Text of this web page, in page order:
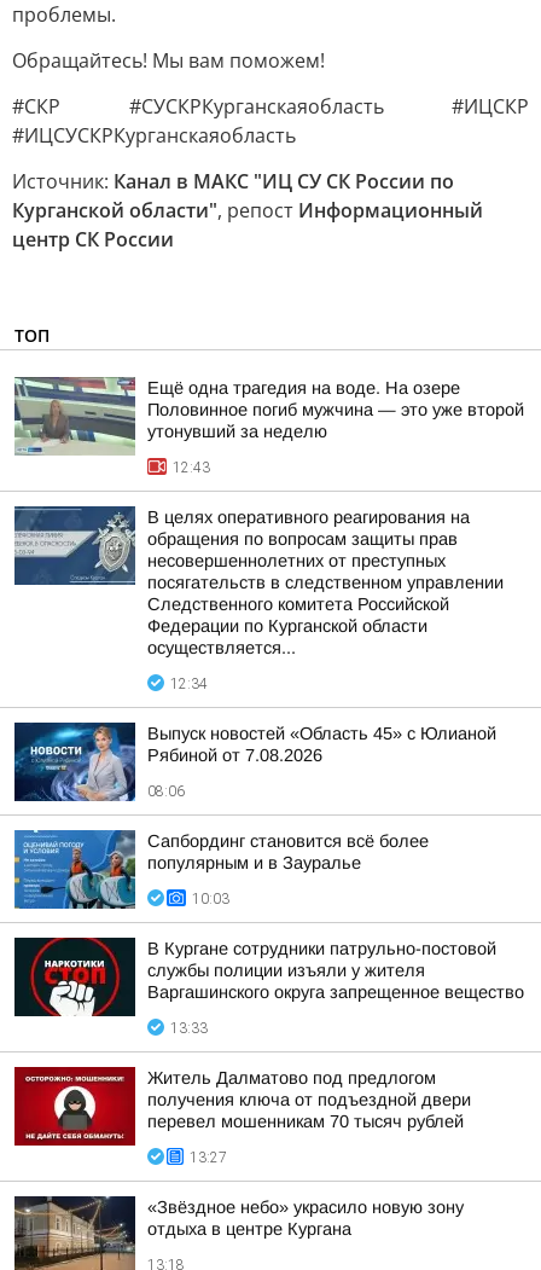
проблемы.
Обращайтесь! Мы вам поможем!
#СКР #СУСКРКурганскаяобласть #ИЦСКР
#ИЦСУСКРКурганскаяобласть
Источник: Канал в МАКС "ИЦ СУ СК России по
Курганской области", репост Информационный
центр СК России
ТОП
Ещё одна трагедия на воде. На озере
Половинное погиб мужчина — это уже второй
утонувший за неделю
12:43
В целях оперативного реагирования на
обращения по вопросам защиты прав
несовершеннолетних от преступных
посягательств в следственном управлении
Следственного комитета Российской
Федерации по Курганской области
осуществляется...
12:34
Выпуск новостей «Область 45» с Юлианой
Рябиной от 7.08.2026
08:06
Сапбординг становится всё более
популярным и в Зауралье
10:03
В Кургане сотрудники патрульно-постовой
службы полиции изъяли у жителя
Варгашинского округа запрещенное вещество
13:33
Житель Далматово под предлогом
получения ключа от подъездной двери
перевел мошенникам 70 тысяч рублей
13:27
«Звёздное небо» украсило новую зону
отдыха в центре Кургана
13:18